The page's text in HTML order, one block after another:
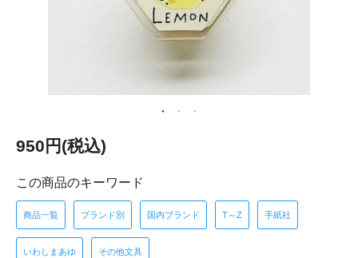
950円(税込)
この商品のキーワード
商品一覧 ブランド別 国内ブランド T～Z 手紙社
いわしまあゆ その他文具